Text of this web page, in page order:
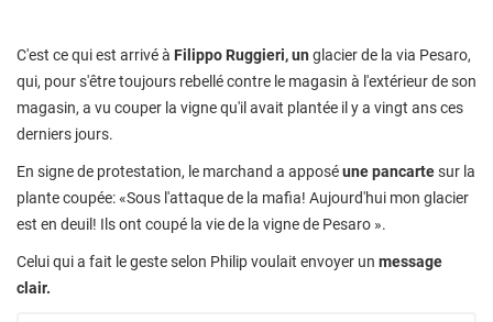
C'est ce qui est arrivé à Filippo Ruggieri, un glacier de la via Pesaro,
qui, pour s'être toujours rebellé contre le magasin à l'extérieur de son
magasin, a vu couper la vigne qu'il avait plantée il y a vingt ans ces
derniers jours.
En signe de protestation, le marchand a apposéune pancartesur la
plante coupée: «Sous l'attaque de la mafia! Aujourd'hui mon glacier
est en deuil! Ils ont coupé la vie de la vigne de Pesaro ».
Celui qui a fait le geste selon Philip voulait envoyer un message
clair.